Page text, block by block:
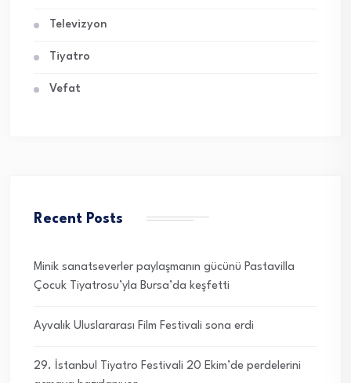
Televizyon
Tiyatro
Vefat
Recent Posts
Minik sanatseverler paylaşmanın gücünü Pastavilla
Çocuk Tiyatrosu’yla Bursa’da keşfetti
Ayvalık Uluslararası Film Festivali sona erdi
29. İstanbul Tiyatro Festivali 20 Ekim’de perdelerini